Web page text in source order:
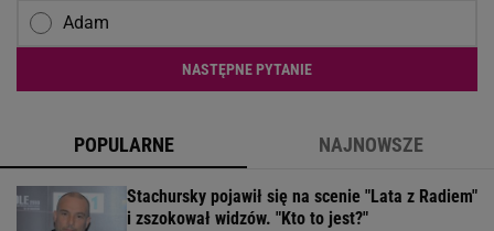
Adam
NASTĘPNE PYTANIE
POPULARNE NAJNOWSZE
Stachursky pojawił się na scenie "Lata z Radiem"
i zszokował widzów. "Kto to jest?"